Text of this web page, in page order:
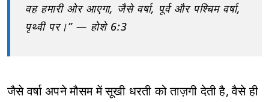
वह हमारी ओर आएगा, जैसे वर्षा, पूर्व और पश्चिम वर्षा,
पृथ्वी पर।” — होशे 6:3
जैसे वर्षा अपने मौसम में सूखी धरती को ताज़गी देती है, वैसे ही